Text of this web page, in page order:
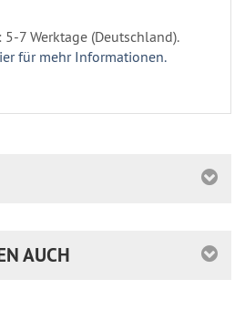
7 Werktage (Deutschland).
für mehr Informationen.
AUCH